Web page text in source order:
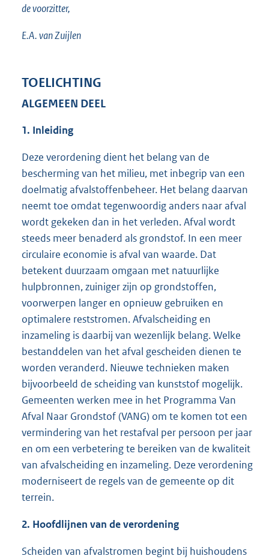
de voorzitter,
E.A. van Zuijlen
TOELICHTING
ALGEMEEN DEEL
1. Inleiding
Deze verordening dient het belang van de
bescherming van het milieu, met inbegrip van een
doelmatig afvalstoffenbeheer. Het belang daarvan
neemt toe omdat tegenwoordig anders naar afval
wordt gekeken dan in het verleden. Afval wordt
steeds meer benaderd als grondstof. In een meer
circulaire economie is afval van waarde. Dat
betekent duurzaam omgaan met natuurlijke
hulpbronnen, zuiniger zijn op grondstoffen,
voorwerpen langer en opnieuw gebruiken en
optimalere reststromen. Afvalscheiding en
inzameling is daarbij van wezenlijk belang. Welke
bestanddelen van het afval gescheiden dienen te
worden veranderd. Nieuwe technieken maken
bijvoorbeeld de scheiding van kunststof mogelijk.
Gemeenten werken mee in het Programma Van
Afval Naar Grondstof (VANG) om te komen tot een
vermindering van het restafval per persoon per jaar
en om een verbetering te bereiken van de kwaliteit
van afvalscheiding en inzameling. Deze verordening
moderniseert de regels van de gemeente op dit
terrein.
2. Hoofdlijnen van de verordening
Scheiden van afvalstromen begint bij huishoudens